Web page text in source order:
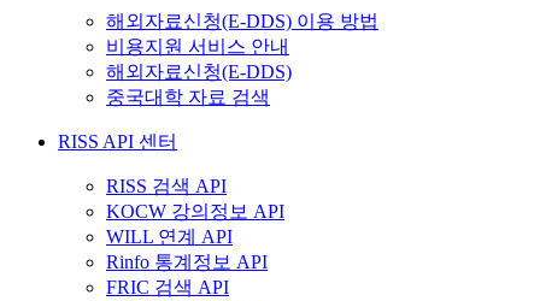
해외자료신청(E-DDS) 이용 방법
비용지원 서비스 안내
해외자료신청(E-DDS)
중국대학 자료 검색
RISS API 센터
RISS 검색 API
KOCW 강의정보 API
WILL 연계 API
Rinfo 통계정보 API
FRIC 검색 API